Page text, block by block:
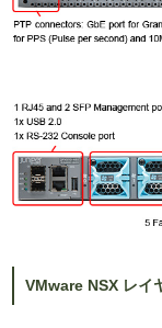
VMware NSX レイ